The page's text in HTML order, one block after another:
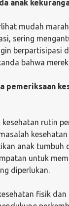
anak
mudah
sering
berpartisipasi
bahwa
pemeriksaan
kesehatan rutin
anak tumbuh
untuk
diperlukan.
fisik dan